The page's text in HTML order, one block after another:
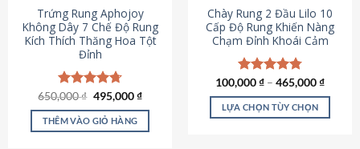
Trứng Rung Aphojoy
Không Dây 7 Chế Độ Rung
Kích Thích Thăng Hoa Tột
Đỉnh
Được xếp
hạng4.72
5 sao
650,000₫ Giá
là:
650,000 ₫.
495,000₫Giá
tại
495,000 ₫.
THÊM VÀO GIỎ HÀNG
Chày Rung 2 Đầu Lilo 10
Cấp Độ Rung Khiến Nàng
Chạm Đỉnh Khoái Cảm
Được xếp
hạng4.80
5 sao
100,000₫ – 465,000₫
LỰA CHỌN TÙY CHỌN